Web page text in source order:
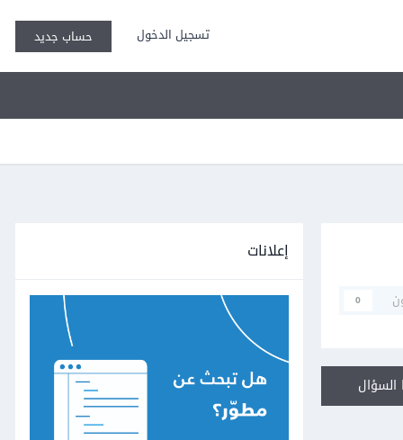
تسجيل الدخول حساب جديد
0
إعلانات